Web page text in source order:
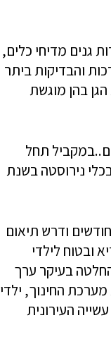
גנים מדיחי כלים,
והבדיקות ביתר
בהן מוגשת
תחל
נירוסטה בשנת
ודרש תיאום
ובטוח לילדי
בעיקר ערך
החינוך, ילדי
העירונית